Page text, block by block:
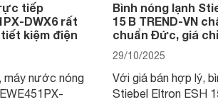
tiếp
DWX6 rất
kiệm điện
máy nước nóng
Bình nóng lạnh
15 B TREND-VN
chuẩn Đức, giá
29/10/2025
Với giá bán hợp lý,
Stiebel Eltron ESH